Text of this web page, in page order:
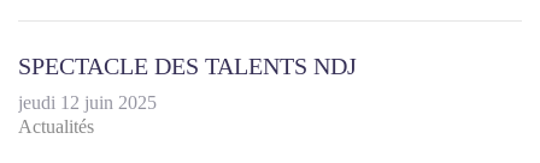
SPECTACLE DES TALENTS NDJ
jeudi 12 juin 2025
Actualités